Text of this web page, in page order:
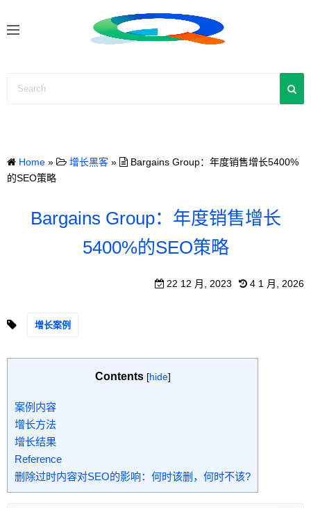
Home » 增长黑客 »
Bargains Group：年度销售增长5400%
的SEO策略
Bargains Group：年度销售增长
5400%的SEO策略
22 12 月, 2023 4 1 月, 2026
增长案例
Contents [hide]
案例内容
增长方法
增长结果
Reference
删除过时内容对SEO的影响：何时该删，何时不该?